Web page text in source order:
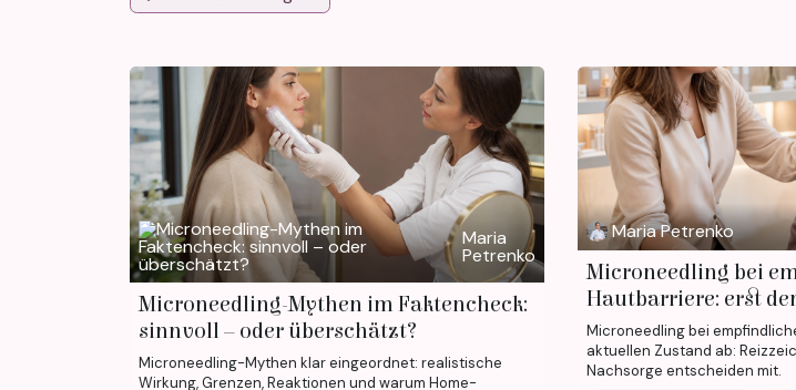
Maria
Petrenko
Microneedling-Mythen im Faktencheck:
sinnvoll – oder überschätzt?
Microneedling-Mythen klar eingeordnet: realistische
Wirkung, Grenzen, Reaktionen und warum Home-
Maria Petrenko
Microneedling bei
Hautbarriere: erst
Microneedling bei
aktuellen Zustand ab:
Nachsorge entscheiden mit.